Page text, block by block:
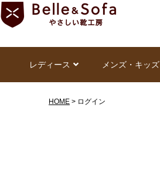
レディース メンズ・キッズ
HOME ログイン